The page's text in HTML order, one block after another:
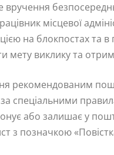
місцевої
на блокпостах та
мету виклику та
рекомендованим
спеціальними
або залишає у
з позначкою